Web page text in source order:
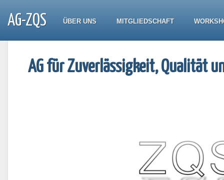
AG-ZQS ÜBER UNS MITGLIEDSCHAFT
AG für Zuverlässigkeit, Qualität